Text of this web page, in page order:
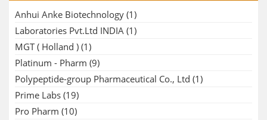
Anhui Anke Biotechnology (1)
Laboratories Pvt.Ltd INDIA (1)
MGT ( Holland ) (1)
Platinum - Pharm (9)
Polypeptide-group Pharmaceutical Co., Ltd (1)
Prime Labs (19)
Pro Pharm (10)